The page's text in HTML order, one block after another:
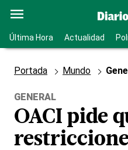
Última Hora Actualidad
Portada Mundo
GENERAL
OACI pide